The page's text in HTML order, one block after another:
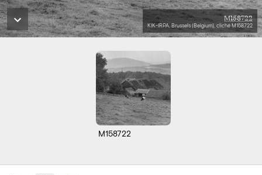
M158722
KIK-IRPA, Brussels (Belgium), cliché M158722
M158722